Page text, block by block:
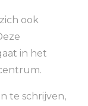
ook
in het
te schrijven,